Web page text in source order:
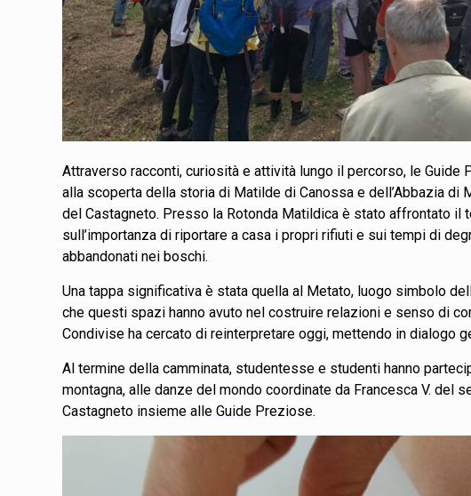
Attraverso racconti, curiosità e attività lungo il percorso, le
alla scoperta della storia di Matilde di Canossa e dell’Abbazia di
del Castagneto. Presso la Rotonda Matildica è stato affrontato il
sull’importanza di riportare a casa i propri rifiuti e sui tempi di
abbandonati nei boschi.
Una tappa significativa è stata quella al Metato, luogo simbolo
che questi spazi hanno avuto nel costruire relazioni e senso di
Condivise ha cercato di reinterpretare oggi, mettendo in dialogo
Al termine della camminata, studentesse e studenti hanno
montagna, alle danze del mondo coordinate da Francesca V.
Castagneto insieme alle Guide Preziose.